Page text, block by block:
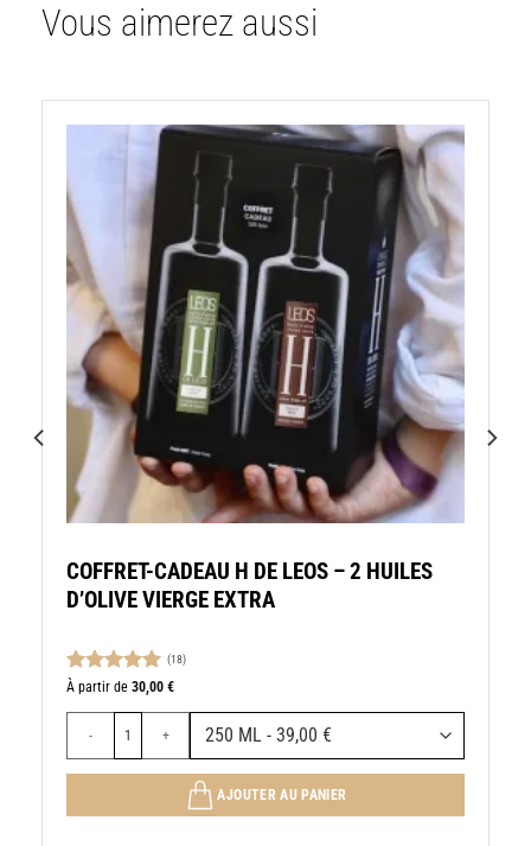
Vous aimerez aussi
COFFRET-CADEAU H DE LEOS – 2 HUILES
D’OLIVE VIERGE EXTRA
Note5.00
(18)
À partir de 30,00 €
quantité de COFFRET-CADEAU H DE LEOS – 2 HUILES D’OLIVE
AJOUTER AU PANIER